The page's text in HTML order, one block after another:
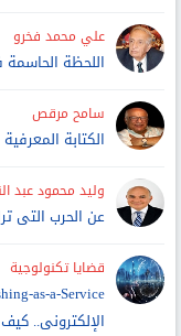
علي محمد فخرو
اللحظة
سامح مرقص
الكتابة المعرفية
وليد محمود عبد
عن الحرب التى
قضايا تكنولوجية
الإلكترونى..